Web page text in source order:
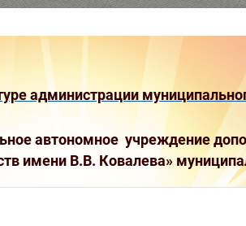
администрации
автономное учреждение
имени В.В. Ковалева»